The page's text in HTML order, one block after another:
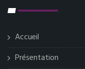
Accueil
Présentation